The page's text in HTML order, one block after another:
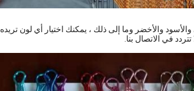
والأخضر وما إلى ذلك ، يمكنك اختيار أي لون تريده.
في الاتصال بنا.